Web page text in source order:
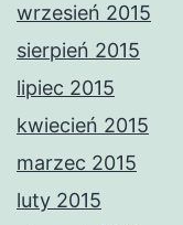
wrzesień 2015
sierpień 2015
lipiec 2015
kwiecień 2015
marzec 2015
luty 2015